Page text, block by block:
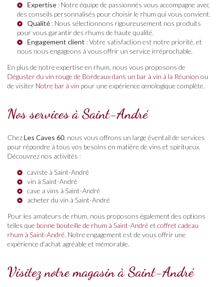
Expertise : Notre équipe de passionnés vous accompagne avec
des conseils personnalisés pour choisir le rhum qui vous convient.
Qualité : Nous sélectionnons rigoureusement nos produits
pour vous garantir des rhums de haute qualité.
Engagement client : Votre satisfaction est notre priorité, et
nous nous engageons à vous offrir un service irréprochable.
En plus de notre expertise en rhum, nous vous proposons de
Déguster du vin rouge de Bordeaux dans un bar à vin à la Réunion ou
de visiter Notre bar à vin pour une expérience œnologique complète.
Nos services à Saint-André
ChezLes Caves 60 , nous vous offrons un large éventail de services
pour répondre à tous vos besoins en matière de vins et spiritueux.
Découvrez nos activités :
caviste à Saint-André
vin à Saint-André
cave a vins à Saint-André
acheter du vin à Saint-André
Pour les amateurs de rhum, nous proposons également des options
telles que bonne bouteille de rhum à Saint-André et coffret cadeau
rhum à Saint-André. Notre engagement est de vous offrir une
expérience d'achat agréable et mémorable.
Visitez notre magasin à Saint-André